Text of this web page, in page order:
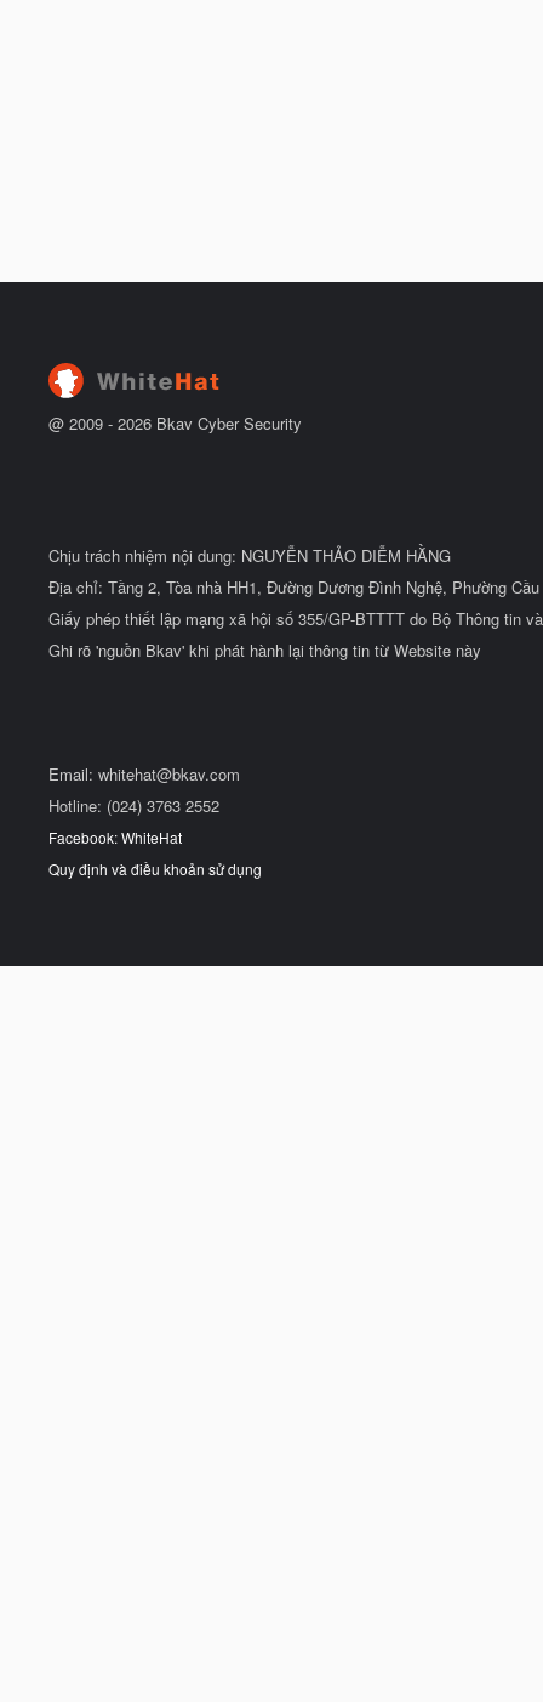
@ 2009 - 2026 Bkav Cyber Security
Chịu trách nhiệm nội dung: NGUYỄN THẢO DIỄM HẰNG
Địa chỉ: Tầng 2, Tòa nhà HH1, Đường Dương Đình Nghệ, Phường
Giấy phép thiết lập mạng xã hội số 355/GP-BTTTT do Bộ Thông tin
Ghi rõ 'nguồn Bkav' khi phát hành lại thông tin từ Website này
Email: whitehat@bkav.com
Hotline: (024) 3763 2552
Facebook: WhiteHat
Quy định và điều khoản sử dụng